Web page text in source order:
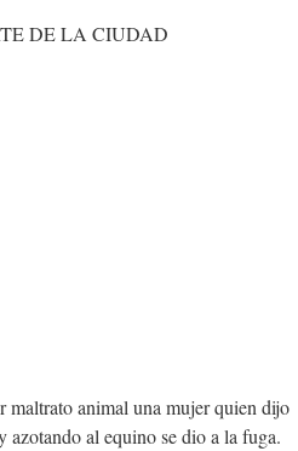
DE LA CIUDAD
animal una mujer quien dijo
azotando al equino se dio a la fuga.